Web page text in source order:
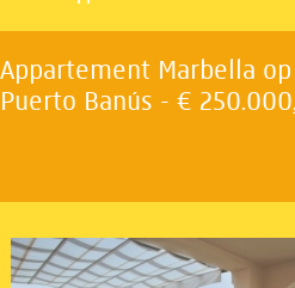
Appartement Marbella
Puerto Banús - €